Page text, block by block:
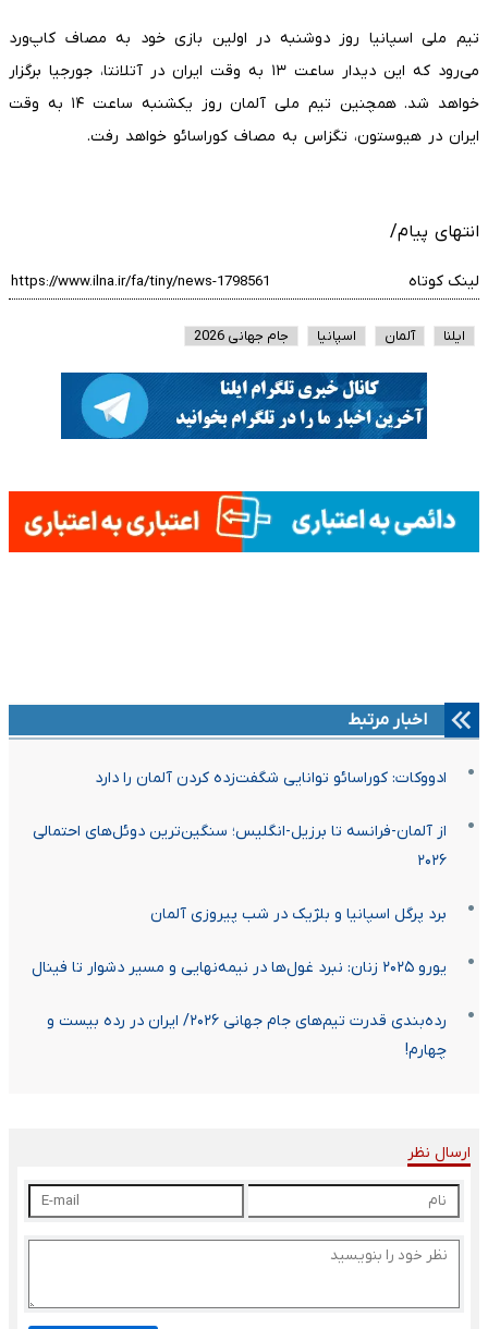
تیم ملی اسپانیا روز دوشنبه در اولین بازی خود به مصاف کاپ‌ورد
می‌رود که این دیدار ساعت ۱۳ به وقت ایران در آتلانتا، جورجیا برگزار
خواهد شد. همچنین تیم ملی آلمان روز یکشنبه ساعت ۱۴ به وقت
ایران در هیوستون، تگزاس به مصاف کوراسائو خواهد رفت.
انتهای پیام/
لینک کوتاه
ایلنا آلمان اسپانیا جام جهانی 2026
اخبار مرتبط
ادووکات: کوراسائو توانایی شگفت‌زده کردن آلمان را دارد
از آلمان-فرانسه تا برزیل-انگلیس؛ سنگین‌ترین دوئل‌های احتمالی
۲۰۲۶‏
برد پرگل اسپانیا و بلژیک در شب پیروزی آلمان
یورو ۲۰۲۵ زنان: نبرد غول‌ها در نیمه‌نهایی و مسیر دشوار تا فینال
رده‌بندی قدرت تیم‌های جام جهانی ۲۰۲۶/ ایران در رده بیست و
چهارم!
ارسال نظر